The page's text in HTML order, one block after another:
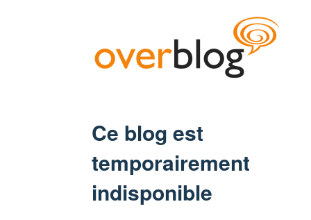
Ce blog est
temporairement
indisponible